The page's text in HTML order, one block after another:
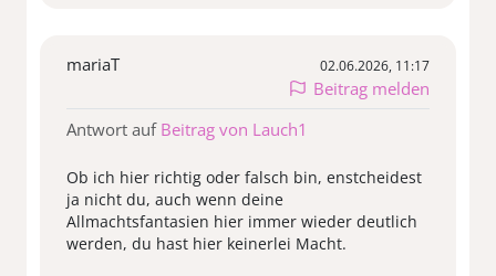
mariaT 02.06.2026, 11:17
Beitrag melden
Antwort auf Beitrag von Lauch1
Ob ich hier richtig oder falsch bin, enstcheidest
ja nicht du, auch wenn deine
Allmachtsfantasien hier immer wieder deutlich
werden, du hast hier keinerlei Macht.